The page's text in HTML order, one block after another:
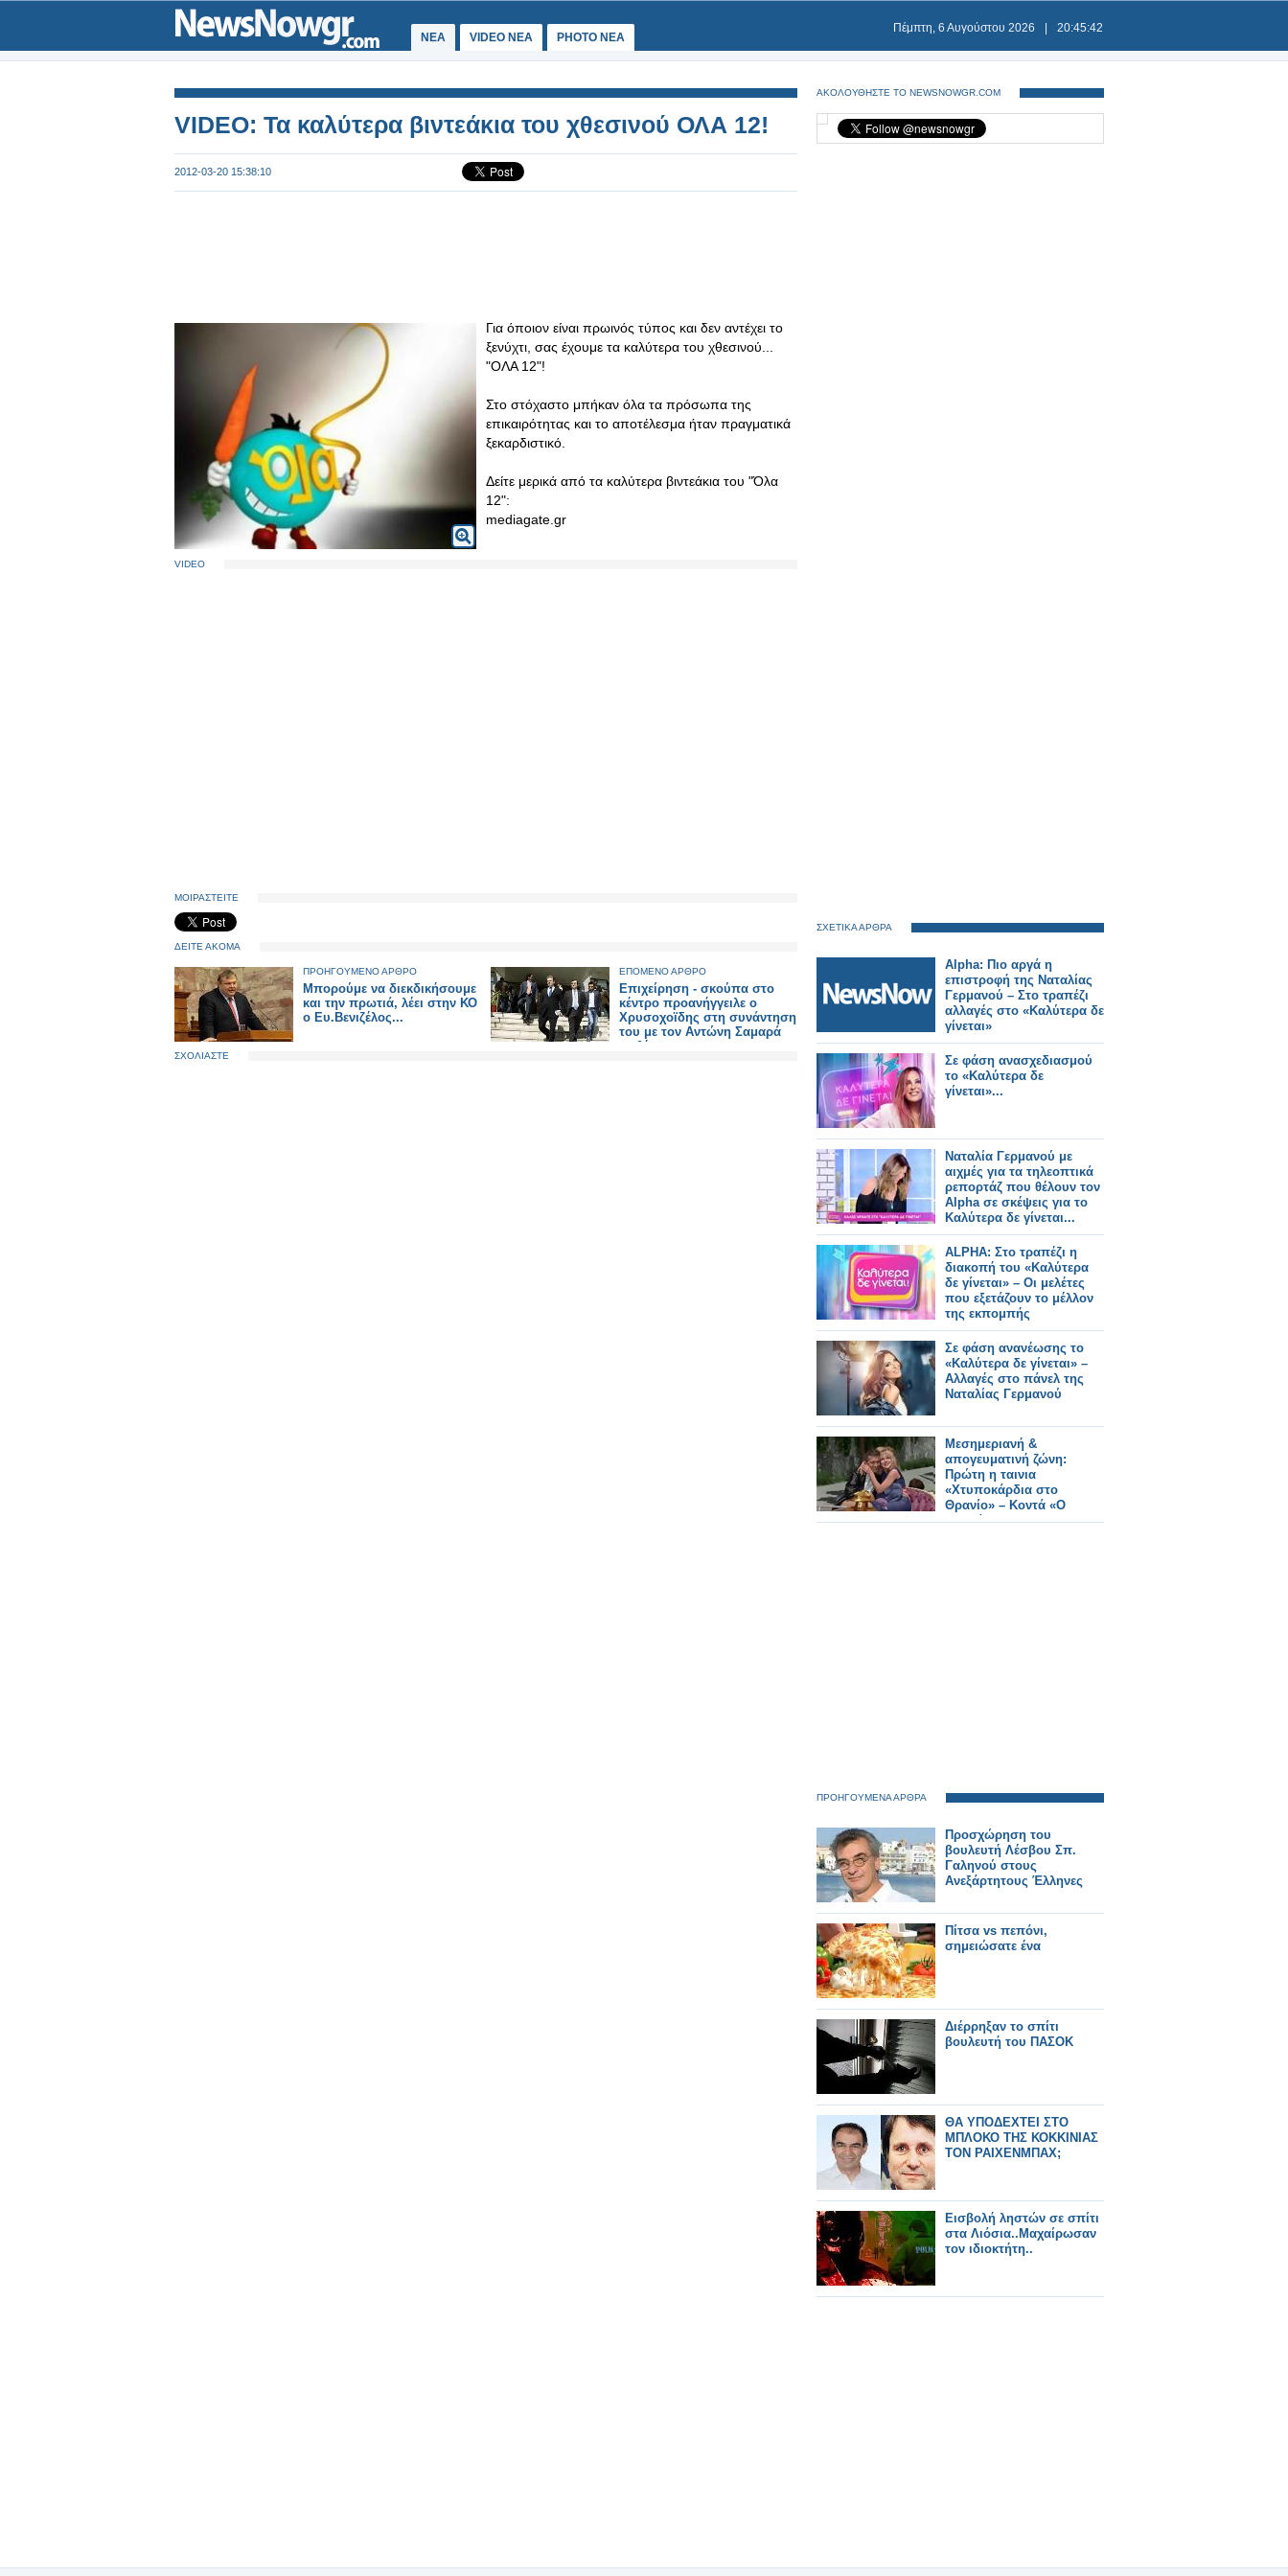
ΝΕΑ VIDEO NEA PHOTO NEA
Πέμπτη, 6 Αυγούστου 2026 20:45:43
VIDEO: Τα καλύτερα βιντεάκια του χθεσινού ΟΛΑ 12!
2012-03-20 15:38:10
Για όποιον είναι πρωινός τύπος και δεν αντέχει το
ξενύχτι, σας έχουμε τα καλύτερα του χθεσινού...
"ΟΛΑ 12"!
Στο στόχαστο μπήκαν όλα τα πρόσωπα της
επικαιρότητας και το αποτέλεσμα ήταν πραγματικά
ξεκαρδιστικό.
Δείτε μερικά από τα καλύτερα βιντεάκια του "Όλα
12":
mediagate.gr
VIDEO
ΜΟΙΡΑΣΤΕΙΤΕ
ΔΕΙΤΕ ΑΚΟΜΑ
ΠΡΟΗΓΟΥΜΕΝΟ ΑΡΘΡΟ
Μπορούμε να διεκδικήσουμε
και την πρωτιά, λέει στην ΚΟ
ο Ευ.Βενιζέλος...
ΕΠΟΜΕΝΟ ΑΡΘΡΟ
Επιχείρηση - σκούπα στο
κέντρο προανήγγειλε ο
Χρυσοχοϊδης στη συνάντηση
του με τον Αντώνη Σαμαρά
με θέμα την
ΣΧΟΛΙΑΣΤΕ
ΑΚΟΛΟΥΘΗΣΤΕ ΤΟ NEWSNOWGR.COM
ΣΧΕΤΙΚΑ ΑΡΘΡΑ
Alpha: Πιο αργά η
επιστροφή της Ναταλίας
Γερμανού – Στο τραπέζι
αλλαγές στο «Καλύτερα δε
γίνεται»
Σε φάση ανασχεδιασμού
το «Καλύτερα δε
γίνεται»...
Ναταλία Γερμανού με
αιχμές για τα τηλεοπτικά
ρεπορτάζ που θέλουν τον
Alpha σε σκέψεις για το
Καλύτερα δε γίνεται...
ALPHA: Στο τραπέζι η
διακοπή του «Καλύτερα
δε γίνεται» – Οι μελέτες
που εξετάζουν το μέλλον
της εκπομπής
Σε φάση ανανέωσης το
«Καλύτερα δε γίνεται» –
Αλλαγές στο πάνελ της
Ναταλίας Γερμανού
Μεσημεριανή &
απογευματινή ζώνη:
Πρώτη η ταινια
«Χτυποκάρδια στο
Θρανίο» – Κοντά «Ο
Ξυπνάκιας» και
ΠΡΟΗΓΟΥΜΕΝΑ ΑΡΘΡΑ
Προσχώρηση του
βουλευτή Λέσβου Σπ.
Γαληνού στους
Ανεξάρτητους Έλληνες
Πίτσα vs πεπόνι,
σημειώσατε ένα
Διέρρηξαν το σπίτι
βουλευτή του ΠΑΣΟΚ
ΘΑ ΥΠΟΔΕΧΤΕΙ ΣΤΟ
ΜΠΛΟΚΟ ΤΗΣ ΚΟΚΚΙΝΙΑΣ
ΤΟΝ ΡΑΙΧΕΝΜΠΑΧ;
Εισβολή ληστών σε σπίτι
στα Λιόσια..Μαχαίρωσαν
τον ιδιοκτήτη..